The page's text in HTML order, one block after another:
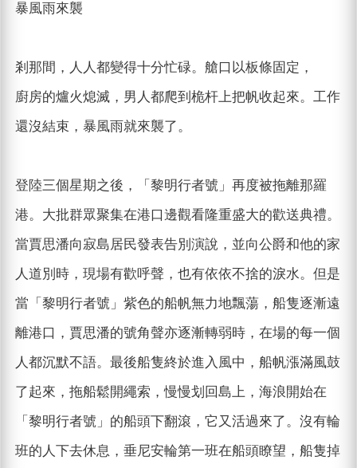
暴風雨來襲
剎那間，人人都變得十分忙碌。艙口以板條固定，
廚房的爐火熄滅，男人都爬到桅杆上把帆收起來。工作
還沒結束，暴風雨就來襲了。
登陸三個星期之後，「黎明行者號」再度被拖離那羅
港。大批群眾聚集在港口邊觀看隆重盛大的歡送典禮。
當賈思潘向寂島居民發表告別演說，並向公爵和他的家
人道別時，現場有歡呼聲，也有依依不捨的淚水。但是
當「黎明行者號」紫色的船帆無力地飄蕩，船隻逐漸遠
離港口，賈思潘的號角聲亦逐漸轉弱時，在場的每一個
人都沉默不語。最後船隻終於進入風中，船帆漲滿風鼓
了起來，拖船鬆開繩索，慢慢划回島上，海浪開始在
「黎明行者號」的船頭下翻滾，它又活過來了。沒有輪
班的人下去休息，垂尼安輪第一班在船頭瞭望，船隻掉